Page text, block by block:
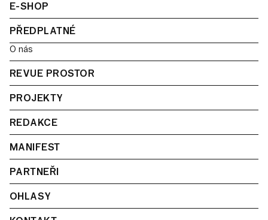
E-SHOP
PŘEDPLATNÉ
O nás
REVUE PROSTOR
PROJEKTY
REDAKCE
MANIFEST
PARTNEŘI
OHLASY